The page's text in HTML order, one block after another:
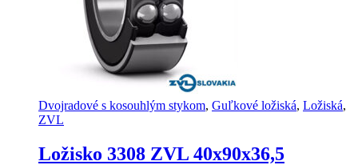
Dvojradové s kosouhlým stykom, Guľkové ložiská, Ložiská,
ZVL
Ložisko 3308 ZVL 40x90x36,5